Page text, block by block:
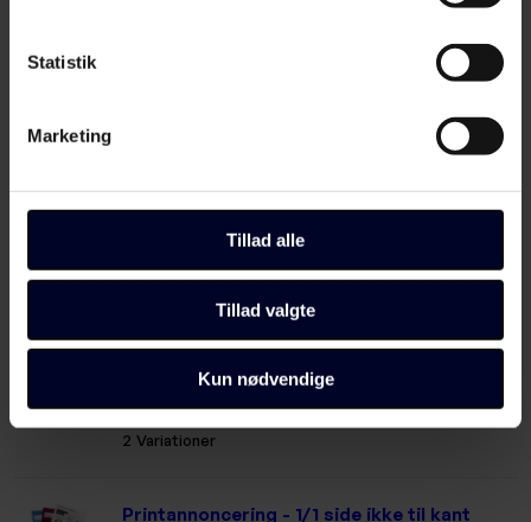
Statistik
Marketing
Tillad alle
Tillad valgte
Kun nødvendige
Formater og priser
Onlineannoncering - Topbanner, banner 1
3 Variationer
Onlineannoncering - jobannonce
5.600 kr./måned
Printannoncering - Jobannonce
fra 11.100 kr.
2 Variationer
Printannoncering - 1/1 side ikke til kant